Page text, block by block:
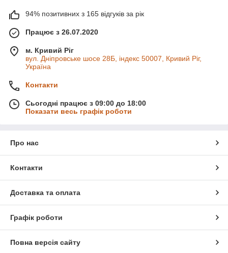
94% позитивних з 165 відгуків за рік
Працює з 26.07.2020
м. Кривий Ріг
вул. Дніпровське шосе 28Б, індекс 50007, Кривий Ріг,
Україна
Контакти
Сьогодні працює з 09:00 до 18:00
Показати весь графік роботи
Про нас
Контакти
Доставка та оплата
Графік роботи
Повна версія сайту